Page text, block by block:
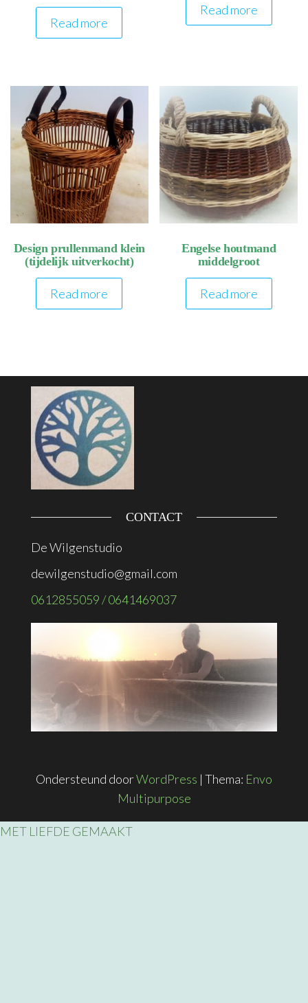
Read more
Read more
Design prullenmand klein
(tijdelijk uitverkocht)
Read more
Engelse houtmand
middelgroot
Read more
CONTACT
De Wilgenstudio
dewilgenstudio@gmail.com
0612855059 / 0641469037
Ondersteund doorWordPress | Thema: Envo
Multipurpose
MET LIEFDE GEMAAKT